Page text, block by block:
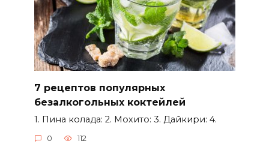
7 рецептов популярных
безалкогольных коктейлей
1. Пина колада: 2. Мохито: 3. Дайкири: 4.
0 112